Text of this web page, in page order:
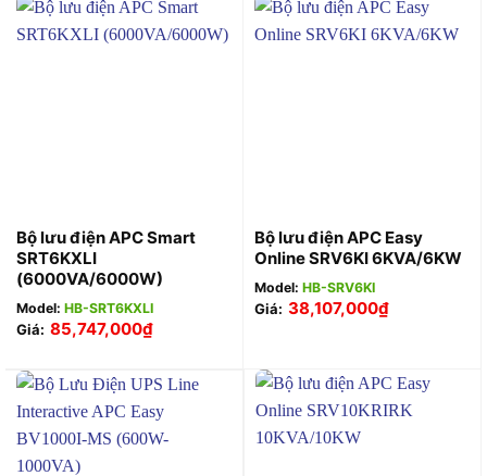
Bộ lưu điện APC Smart
SRT6KXLI
(6000VA/6000W)
Model: HB-SRT6KXLI
Giá: 85,747,000₫
Bộ lưu điện APC Easy
Online SRV6KI 6KVA/6KW
Model: HB-SRV6KI
Giá: 38,107,000₫